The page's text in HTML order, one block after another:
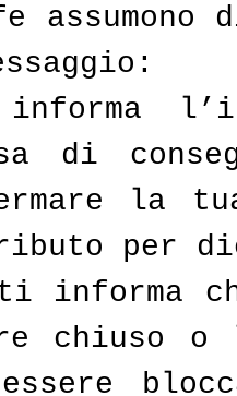
assumono
informa
di
la
per
informa
chiuso